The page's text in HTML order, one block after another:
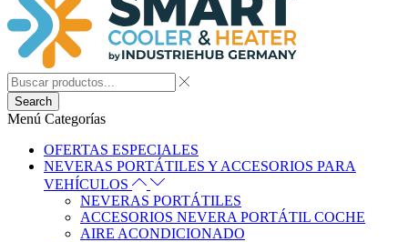
Search
Menú Categorías
OFERTAS ESPECIALES
NEVERAS PORTÁTILES Y ACCESORIOS PARA
VEHÍCULOS
NEVERAS PORTÁTILES
ACCESORIOS NEVERA PORTÁTIL COCHE
AIRE ACONDICIONADO